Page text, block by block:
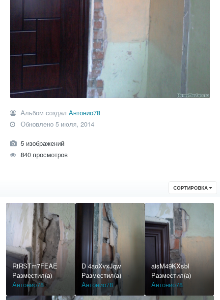
Альбом создалАнтонио78
Обновлено5 июля, 2014
5 изображений
840 просмотров
СОРТИРОВКА
RtRSTm7FEAE
Разместил(а)
Антонио78
D 4aoXvxJqw
Разместил(а)
Антонио78
aisM49KXsbI
Разместил(а)
Антонио78